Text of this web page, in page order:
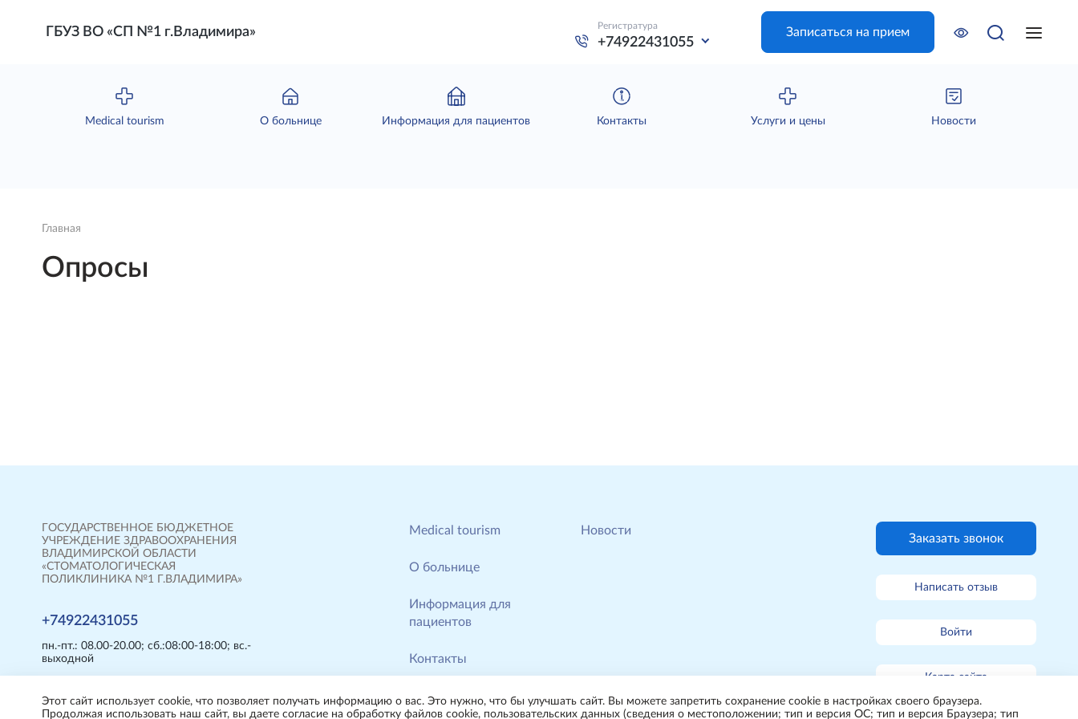
Мedical tourism О больнице Информация для пациентов Контакты Услуги и цены Новости
Главная
Опросы
ГБУЗ ВО «СП №1 г.Владимира» Регистратура
+74922431055
Записаться на прием
ГОСУДАРСТВЕННОЕ БЮДЖЕТНОЕ
УЧРЕЖДЕНИЕ ЗДРАВООХРАНЕНИЯ
ВЛАДИМИРСКОЙ ОБЛАСТИ
«СТОМАТОЛОГИЧЕСКАЯ
ПОЛИКЛИНИКА №1 Г.ВЛАДИМИРА»
+74922431055
пн.-пт.: 08.00-20.00; сб.:08:00-18:00; вс.-
выходной
Мedical tourism
О больнице
Информация для
пациентов
Контакты
Услуги и цены
Новости
Заказать звонок
Написать отзыв
Войти
Карта сайта
Этот сайт использует cookie, что позволяет получать информацию о вас. Это нужно, что бы улучшать сайт. Вы можете запретить сохранение cookie в настройках своего браузера.
Продолжая использовать наш сайт, вы даете согласие на обработку файлов cookie, пользовательских данных (сведения о местоположении; тип и версия ОС; тип и версия Браузера; тип